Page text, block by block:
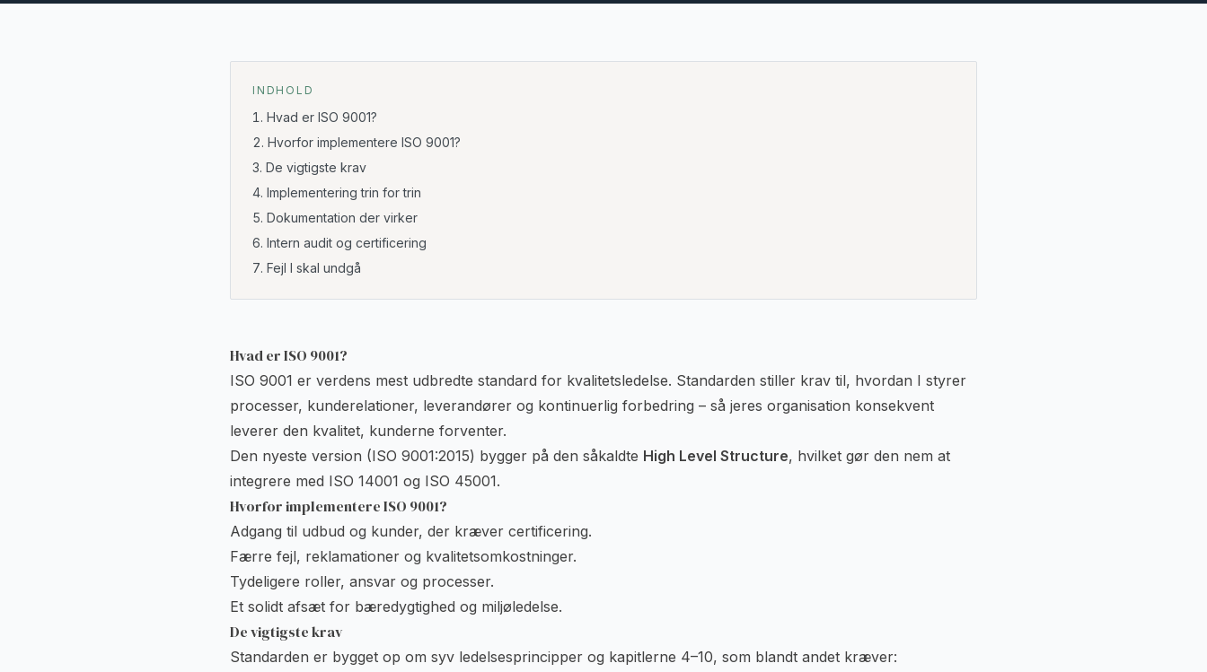
INDHOLD
Hvad er ISO 9001?
Hvorfor implementere ISO 9001?
De vigtigste krav
Implementering trin for trin
Dokumentation der virker
Intern audit og certificering
Fejl I skal undgå
Hvad er ISO 9001?
ISO 9001 er verdens mest udbredte standard for kvalitetsledelse. Standarden stiller krav til, hvordan I styrer
processer, kunderelationer, leverandører og kontinuerlig forbedring – så jeres organisation konsekvent
leverer den kvalitet, kunderne forventer.
Den nyeste version (ISO 9001:2015) bygger på den såkaldte High Level Structure, hvilket gør den nem at
integrere med ISO 14001 og ISO 45001.
Hvorfor implementere ISO 9001?
Adgang til udbud og kunder, der kræver certificering.
Færre fejl, reklamationer og kvalitetsomkostninger.
Tydeligere roller, ansvar og processer.
Et solidt afsæt for bæredygtighed og miljøledelse.
De vigtigste krav
Standarden er bygget op om syv ledelsesprincipper og kapitlerne 4–10, som blandt andet kræver: